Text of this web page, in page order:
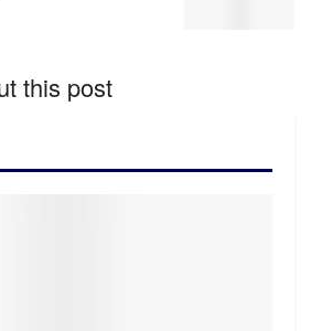
this post